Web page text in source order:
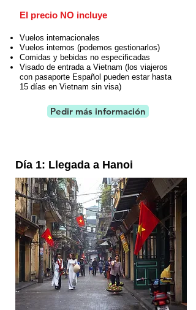
El precio NO incluye
Vuelos internacionales
Vuelos internos (podemos gestionarlos)
Comidas y bebidas no especificadas
Visado de entrada a Vietnam (los viajeros
con pasaporte Español pueden estar hasta
15 días en Vietnam sin visa)
Pedir más información
Día 1: Llegada a Hanoi